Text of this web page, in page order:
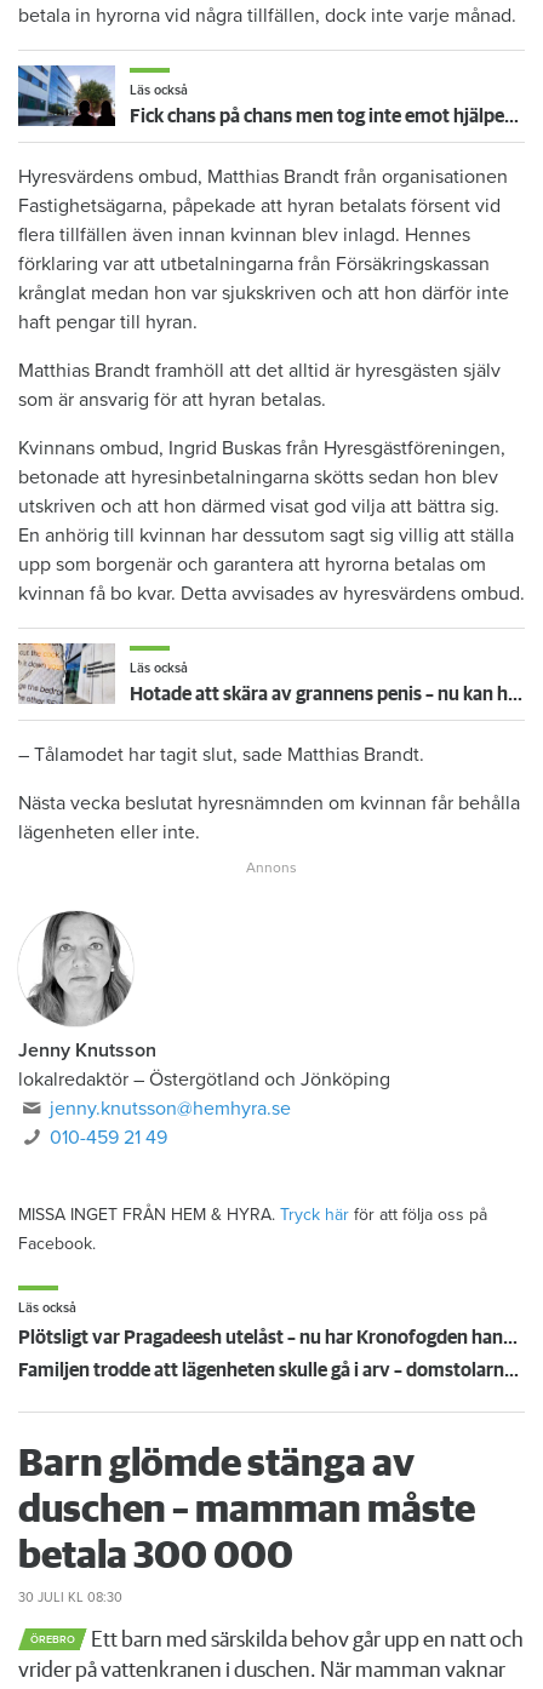
betala in hyrorna vid några tillfällen, dock inte varje månad.
Läs också
Fick chans på chans men tog inte emot hjälpen – nu vräks paret: ”Tragiskt"
Hyresvärdens ombud, Matthias Brandt från organisationen
Fastighetsägarna, påpekade att hyran betalats försent vid
flera tillfällen även innan kvinnan blev inlagd. Hennes
förklaring var att utbetalningarna från Försäkringskassan
krånglat medan hon var sjukskriven och att hon därför inte
haft pengar till hyran.
Matthias Brandt framhöll att det alltid är hyresgästen själv
som är ansvarig för att hyran betalas.
Kvinnans ombud, Ingrid Buskas från Hyresgästföreningen,
betonade att hyresinbetalningarna skötts sedan hon blev
utskriven och att hon därmed visat god vilja att bättra sig.
En anhörig till kvinnan har dessutom sagt sig villig att ställa
upp som borgenär och garantera att hyrorna betalas om
kvinnan få bo kvar. Detta avvisades av hyresvärdens ombud.
Läs också
Hotade att skära av grannens penis – nu kan han förlora lägenheten
– Tålamodet har tagit slut, sade Matthias Brandt.
Nästa vecka beslutat hyresnämnden om kvinnan får behålla
lägenheten eller inte.
Jenny Knutsson
lokalredaktör – Östergötland och Jönköping
jenny.knutsson@hemhyra.se
010-459 21 49
MISSA INGET FRÅN HEM & HYRA. Tryck här för att följa oss på
Facebook.
Läs också
Plötsligt var Pragadeesh utelåst – nu har Kronofogden hans möbler
Familjen trodde att lägenheten skulle gå i arv – domstolarna sa nej
Barn glömde stänga av
duschen – mamman måste
betala 300 000
30 JULI KL 08:30
ÖREBRO
Ett barn med särskilda behov går upp en natt och
vrider på vattenkranen i duschen. När mamman vaknar